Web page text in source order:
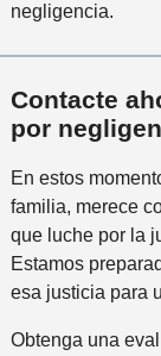
negligencia.
Contacte
por
En estos
familia, merece
que luche por la
Estamos
esa justicia para
Obtenga una